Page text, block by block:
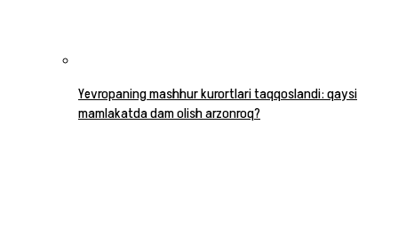
Yevropaning mashhur kurortlari taqqoslandi: qaysi
mamlakatda dam olish arzonroq?